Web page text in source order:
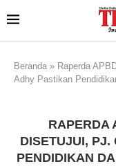
Beranda » Raperda
Adhy Pastikan
RAPERDA
DISETUJUI, PJ.
PENDIDIKAN